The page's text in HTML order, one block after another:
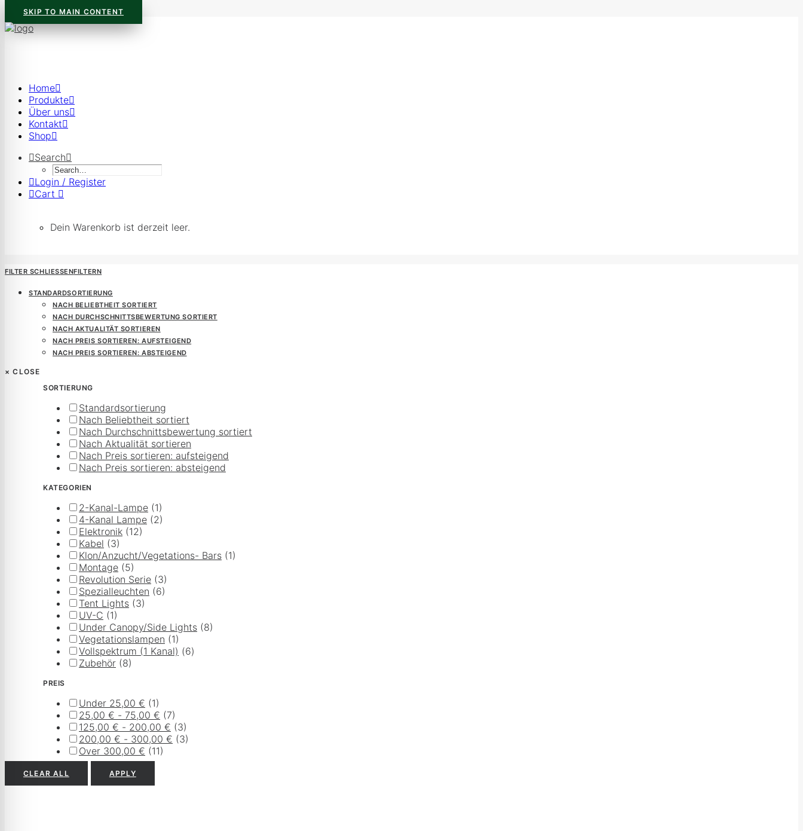
SKIP TO MAIN CONTENT
Home
Produkte
Über uns
Kontakt
Shop
Search
Login / Register
Cart
Dein Warenkorb ist derzeit leer.
FILTER SCHLIESSEN FILTERN
STANDARDSORTIERUNG
NACH BELIEBTHEIT SORTIERT
NACH DURCHSCHNITTSBEWERTUNG SORTIERT
NACH AKTUALITÄT SORTIEREN
NACH PREIS SORTIEREN: AUFSTEIGEND
NACH PREIS SORTIEREN: ABSTEIGEND
× CLOSE
SORTIERUNG
Standardsortierung
Nach Beliebtheit sortiert
Nach Durchschnittsbewertung sortiert
Nach Aktualität sortieren
Nach Preis sortieren: aufsteigend
Nach Preis sortieren: absteigend
KATEGORIEN
2-Kanal-Lampe (1)
4-Kanal Lampe (2)
Elektronik (12)
Kabel (3)
Klon/Anzucht/Vegetations- Bars (1)
Montage (5)
Revolution Serie (3)
Spezialleuchten (6)
Tent Lights (3)
UV-C (1)
Under Canopy/Side Lights (8)
Vegetationslampen (1)
Vollspektrum (1 Kanal) (6)
Zubehör (8)
PREIS
Under 25,00 € (1)
25,00 € - 75,00 € (7)
125,00 € - 200,00 € (3)
200,00 € - 300,00 € (3)
Over 300,00 € (11)
CLEAR ALL APPLY